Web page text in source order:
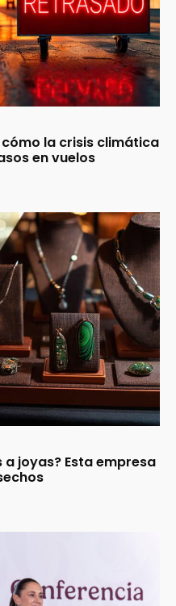
la crisis climática
en vuelos
joyas? Esta empresa